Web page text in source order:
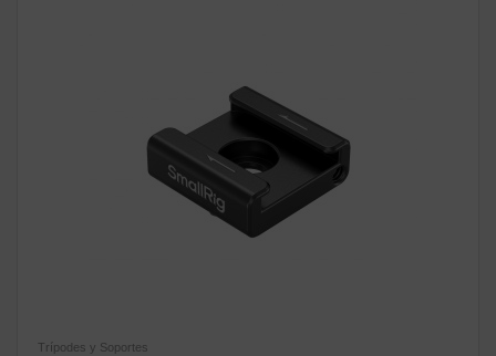
Trípodes y Soportes